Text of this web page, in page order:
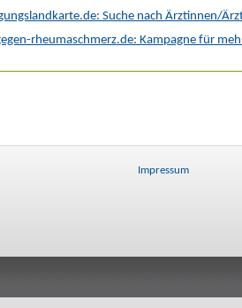
Suche nach Ärztinnen/
rheumaschmerz.de: Kampagne für
Impressum